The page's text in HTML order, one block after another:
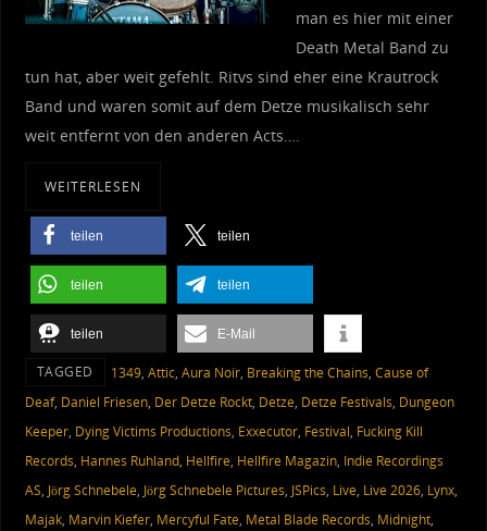
man es hier mit einer
Death Metal Band zu
tun hat, aber weit gefehlt. Ritvs sind eher eine Krautrock
Band und waren somit auf dem Detze musikalisch sehr
weit entfernt von den anderen Acts….
WEITERLESEN
teilen teilen
teilen teilen
teilen E-Mail
TAGGED 1349, Attic, Aura Noir, Breaking the Chains, Cause of
Deaf, Daniel Friesen, Der Detze Rockt, Detze, Detze Festivals, Dungeon
Keeper, Dying Victims Productions, Exxecutor, Festival, Fucking Kill
Records, Hannes Ruhland, Hellfire, Hellfire Magazin, Indie Recordings
AS, Jörg Schnebele, Jörg Schnebele Pictures, JSPics, Live, Live 2026, Lynx,
Majak, Marvin Kiefer, Mercyful Fate, Metal Blade Records, Midnight,